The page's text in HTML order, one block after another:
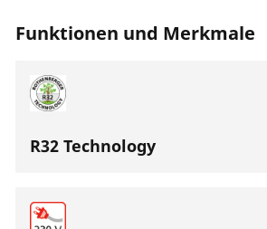
Funktionen und Merkmale
R32 Technology